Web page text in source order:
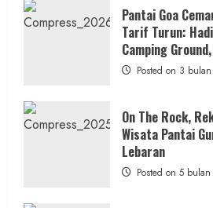
Berita KUA Semugih, DIY
Penyuluh KUA Pengasih
Pentingnya Pola Asuh
Anak di Pengajian SD N
ROCK
Gunungkidul
Hadirkan
Konsep
Baru,
Padukan
Wisata
Kekinian
Pantai Goa
Tarif Turun:
Camping
Posted on 3
On The Rock,
Wisata Pantai
Lebaran
Posted on 5